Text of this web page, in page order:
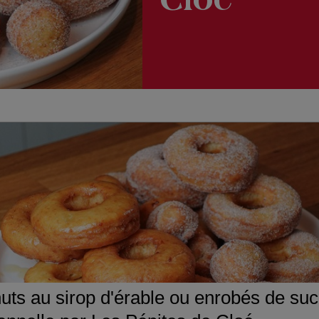
au sirop d'érable ou enrobés de